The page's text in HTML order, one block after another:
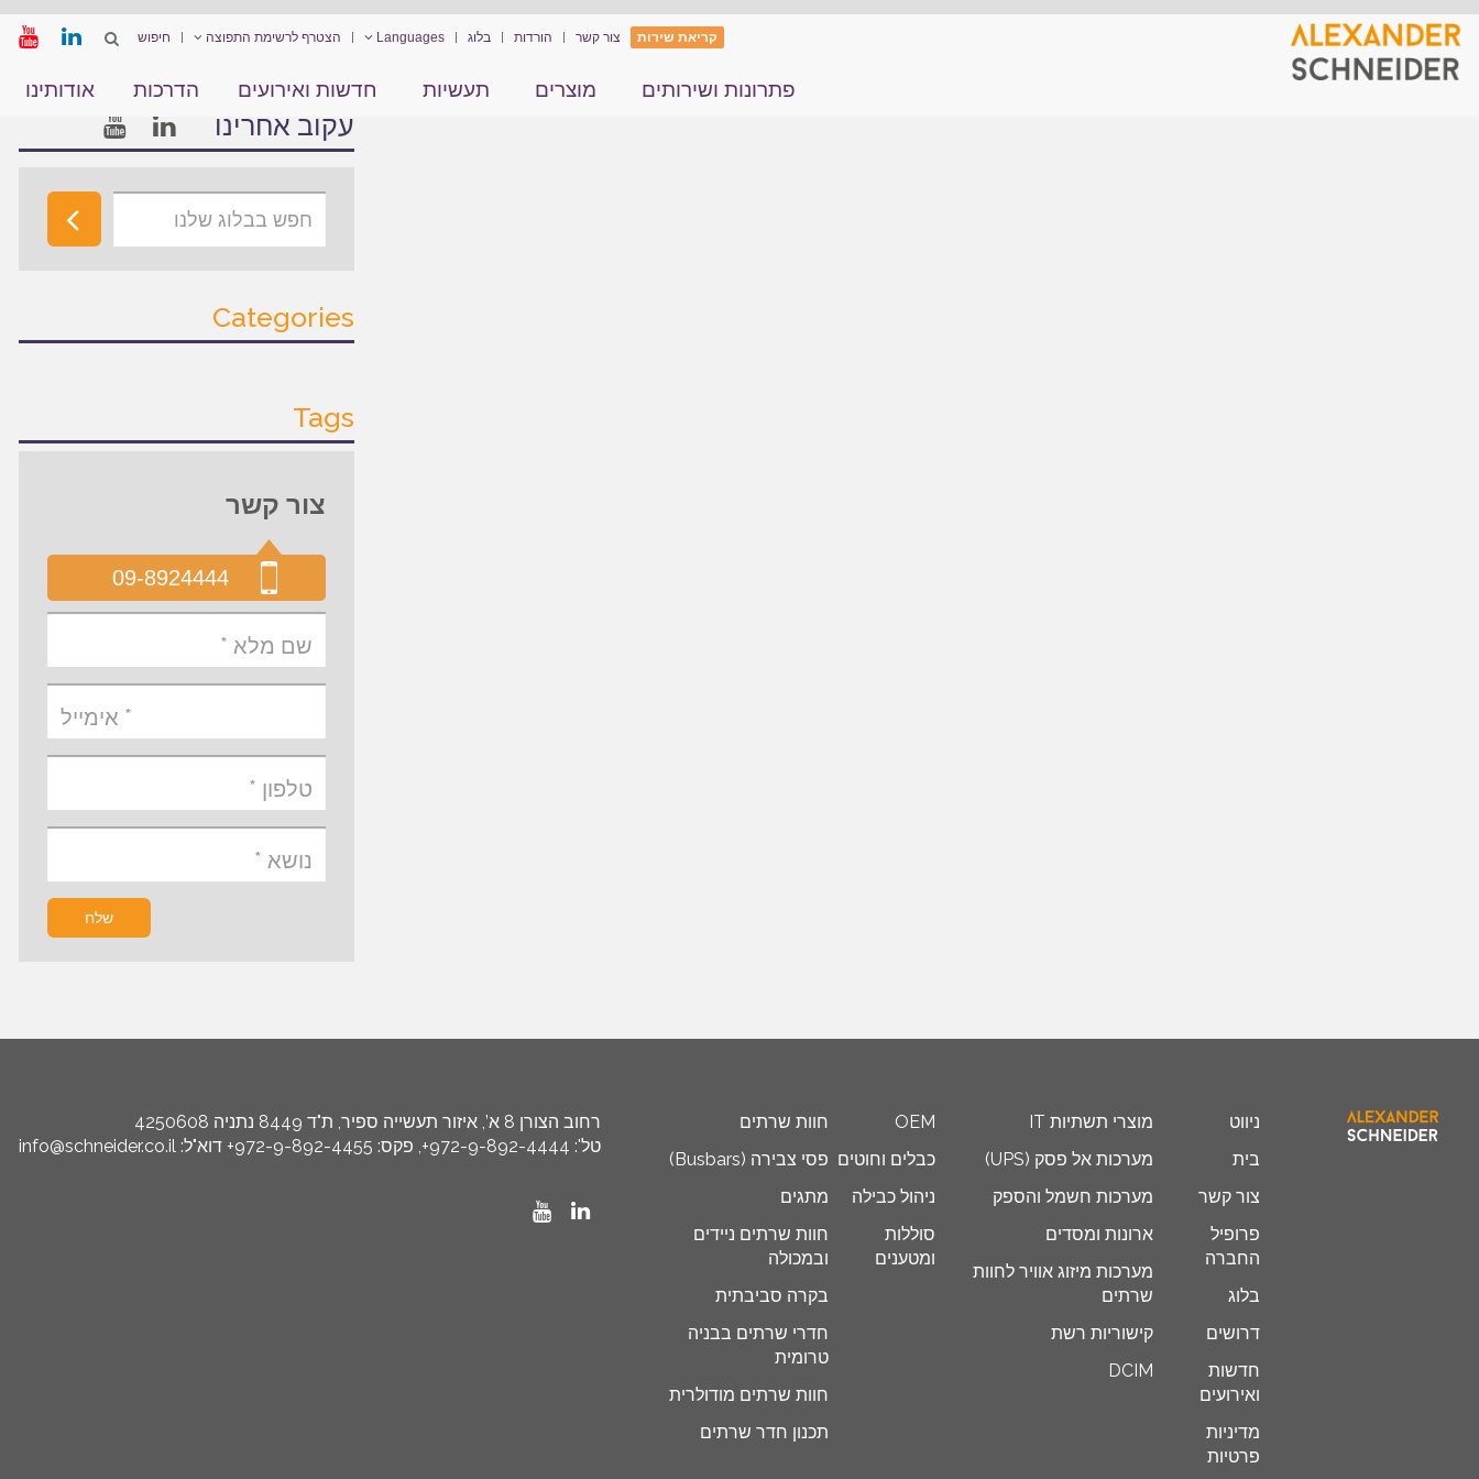
קריאת שירות צור קשר הורדות בלוג Languages הצטרף לרשימת התפוצה
פתרונות ושירותים מוצרים תעשיות חדשות ואירועים הדרכות אודותינו
דף הבית IoT
עקוב אחרינו
Categories
Tags
צור קשר
09-8924444
שלח
ניווט
בית
צור קשר
פרופיל
החברה
בלוג
דרושים
חדשות
ואירועים
מדיניות
פרטיות
מוצרי תשתיות IT
מערכות אל פסק (UPS)
מערכות חשמל והספק
ארונות ומסדים
מערכות מיזוג אוויר לחוות
שרתים
קישוריות רשת
DCIM
OEM
כבלים וחוטים
ניהול כבילה
סוללות
ומטענים
חוות שרתים
פסי צבירה (Busbars)
מתגים
חוות שרתים ניידים
ובמכולה
בקרה סביבתית
חדרי שרתים בבניה
טרומית
חוות שרתים מודולרית
תכנון חדר שרתים
רחוב הצורן 8 א’, איזור תעשייה ספיר, ת"ד 8449 נתניה 4250608
טל': 972-9-892-4444+, פקס: 972-9-892-4455+ דוא"ל: info@schneider.co.il